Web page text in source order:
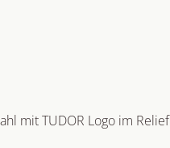
mit TUDOR Logo im Relief